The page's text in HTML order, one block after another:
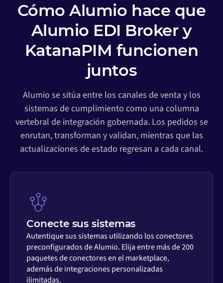
Cómo Alumio hace que
Alumio EDI Broker y
KatanaPIM funcionen
juntos
Alumio se sitúa entre los canales de venta y los
sistemas de cumplimiento como una columna
vertebral de integración gobernada. Los pedidos se
enrutan, transforman y validan, mientras que las
actualizaciones de estado regresan a cada canal.
Conecte sus sistemas
Autentique sus sistemas utilizando los conectores
preconfigurados de Alumio. Elija entre más de 200
paquetes de conectores en el marketplace,
además de integraciones personalizadas
ilimitadas.